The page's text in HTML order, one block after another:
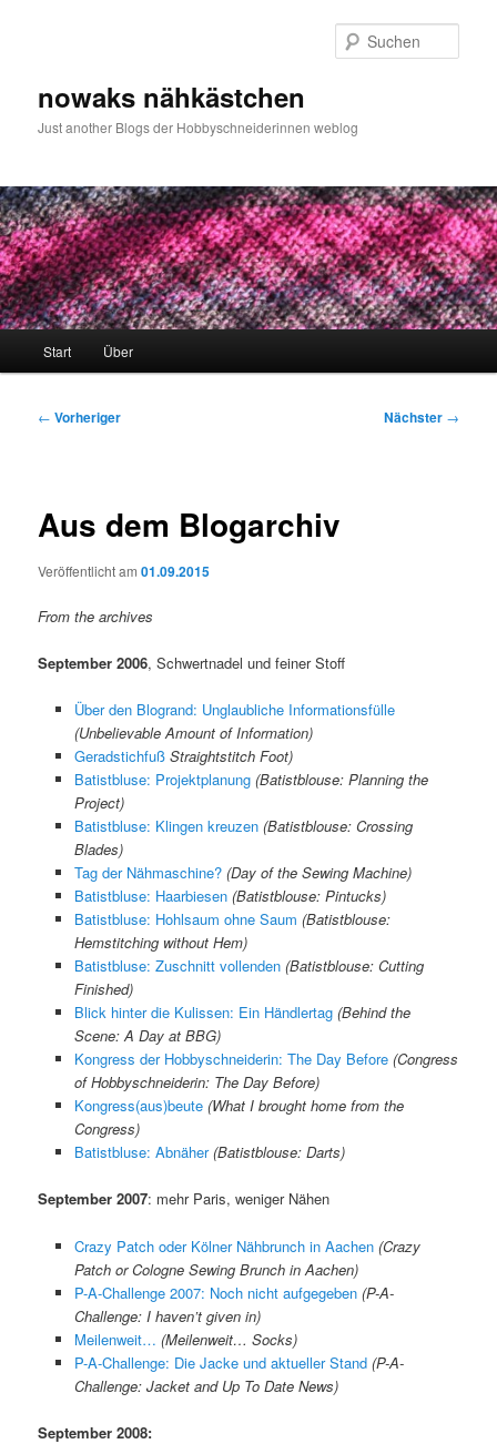
nowaks nähkästchen
Just another Blogs der Hobbyschneiderinnen weblog
Start Über
Beitragsnavigation
← Vorheriger Nächster →
Aus dem Blogarchiv
Veröffentlicht am01.09.2015
From the archives
September 2006, Schwertnadel und feiner Stoff
Über den Blogrand: Unglaubliche Informationsfülle
(Unbelievable Amount of Information)
Geradstichfuß Straightstitch Foot)
Batistbluse: Projektplanung (Batistblouse: Planning the
Project)
Batistbluse: Klingen kreuzen (Batistblouse: Crossing
Blades)
Tag der Nähmaschine? (Day of the Sewing Machine)
Batistbluse: Haarbiesen (Batistblouse: Pintucks)
Batistbluse: Hohlsaum ohne Saum (Batistblouse:
Hemstitching without Hem)
Batistbluse: Zuschnitt vollenden (Batistblouse: Cutting
Finished)
Blick hinter die Kulissen: Ein Händlertag (Behind the
Scene: A Day at BBG)
Kongress der Hobbyschneiderin: The Day Before (Congress
of Hobbyschneiderin: The Day Before)
Kongress(aus)beute (What I brought home from the
Congress)
Batistbluse: Abnäher (Batistblouse: Darts)
September 2007: mehr Paris, weniger Nähen
Crazy Patch oder Kölner Nähbrunch in Aachen (Crazy
Patch or Cologne Sewing Brunch in Aachen)
P-A-Challenge 2007: Noch nicht aufgegeben (P-A-
Challenge: I haven’t given in)
Meilenweit… (Meilenweit… Socks)
P-A-Challenge: Die Jacke und aktueller Stand (P-A-
Challenge: Jacket and Up To Date News)
September 2008: